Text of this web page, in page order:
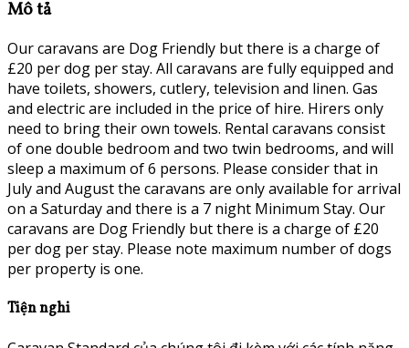
Mô tả
Our caravans are Dog Friendly but there is a charge of
£20 per dog per stay. All caravans are fully equipped and
have toilets, showers, cutlery, television and linen. Gas
and electric are included in the price of hire. Hirers only
need to bring their own towels. Rental caravans consist
of one double bedroom and two twin bedrooms, and will
sleep a maximum of 6 persons. Please consider that in
July and August the caravans are only available for arrival
on a Saturday and there is a 7 night Minimum Stay. Our
caravans are Dog Friendly but there is a charge of £20
per dog per stay. Please note maximum number of dogs
per property is one.
Tiện nghi